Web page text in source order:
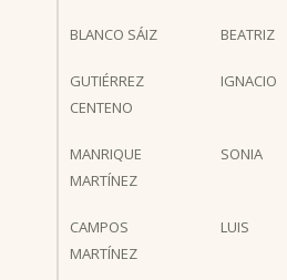
BLANCO SÁIZ BEATRIZ
GUTIÉRREZ
CENTENO
IGNACIO
MANRIQUE
MARTÍNEZ
SONIA
CAMPOS
MARTÍNEZ
LUIS